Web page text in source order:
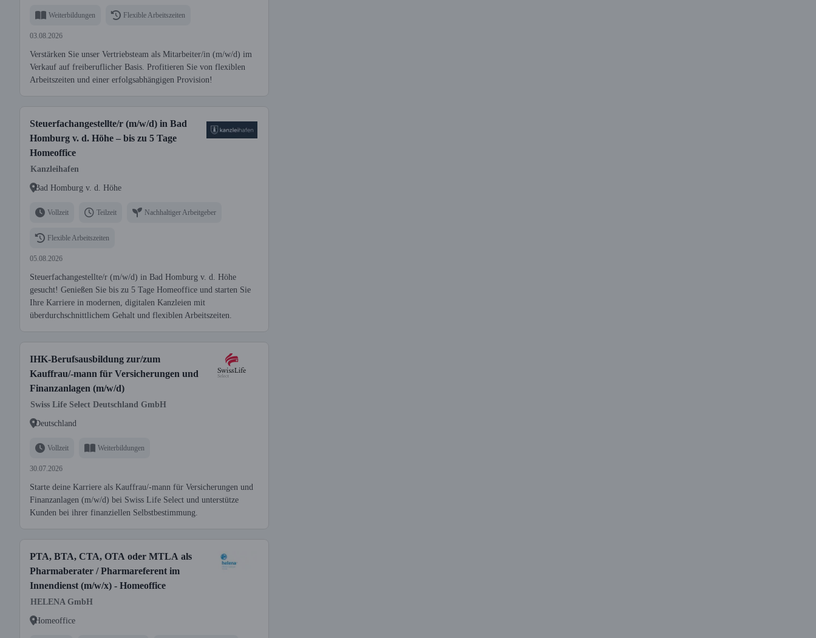
Weiterbildungen Flexible Arbeitszeiten
03.08.2026
Verstärken Sie unser Vertriebsteam als Mitarbeiter/in (m/w/d) im
Verkauf auf freiberuflicher Basis. Profitieren Sie von flexiblen
Arbeitszeiten und einer erfolgsabhängigen Provision!
Steuerfachangestellte/r (m/w/d) in Bad
Homburg v. d. Höhe – bis zu 5 Tage
Homeoffice
Kanzleihafen
Bad Homburg v. d. Höhe
Vollzeit Teilzeit Nachhaltiger Arbeitgeber
Flexible Arbeitszeiten
05.08.2026
Steuerfachangestellte/r (m/w/d) in Bad Homburg v. d. Höhe
gesucht! Genießen Sie bis zu 5 Tage Homeoffice und starten Sie
Ihre Karriere in modernen, digitalen Kanzleien mit
überdurchschnittlichem Gehalt und flexiblen Arbeitszeiten.
IHK-Berufsausbildung zur/zum
Kauffrau/-mann für Versicherungen und
Finanzanlagen (m/w/d)
Swiss Life Select Deutschland GmbH
Deutschland
Vollzeit Weiterbildungen
30.07.2026
Starte deine Karriere als Kauffrau/-mann für Versicherungen und
Finanzanlagen (m/w/d) bei Swiss Life Select und unterstütze
Kunden bei ihrer finanziellen Selbstbestimmung.
PTA, BTA, CTA, OTA oder MTLA als
Pharmaberater / Pharmareferent im
Innendienst (m/w/x) - Homeoffice
HELENA GmbH
Homeoffice